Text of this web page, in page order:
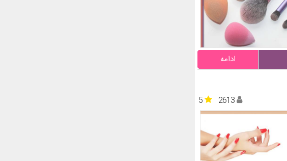
ادامه
5
2613